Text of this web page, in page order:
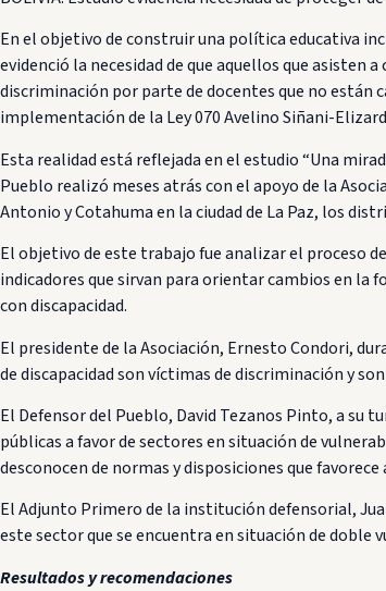
En el objetivo de construir una política educativa
evidenció la necesidad de que aquellos que asisten
discriminación por parte de docentes que no están
implementación de la Ley 070 Avelino Siñani-
Esta realidad está reflejada en el estudio “Una
Pueblo realizó meses atrás con el apoyo de la
Antonio y Cotahuma en la ciudad de La Paz, los
El objetivo de este trabajo fue analizar el proceso
indicadores que sirvan para orientar cambios en la
con discapacidad.
El presidente de la Asociación, Ernesto Condori,
de discapacidad son víctimas de discriminación y
El Defensor del Pueblo, David Tezanos Pinto, a
públicas a favor de sectores en situación de
desconocen de normas y disposiciones que
El Adjunto Primero de la institución defensorial,
este sector que se encuentra en situación de doble
Resultados y recomendaciones